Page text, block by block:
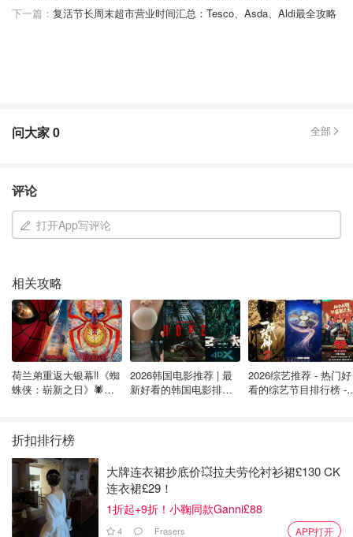
图片来自于@bbc ，版权属于原作者
目前警方明确表示，这起事件不被视为恐怖主义行为，也认
为对公众没有持续威胁。虽然反恐部门曾参与调查，但警方
解释说，这在类似案件中属于常规流程，并不意味着事件本
身具有恐袭性质。
从地方政府的回应来看，这件事对当地社区的冲击确实不
的经历”，但她同时强调这是一起“严重但孤立的事件”。
如果你在英国生活，尤其是在中小城市，可能会有一种错
觉：这里相对安全，突发恶性事件比较少。但其实这类事件
一旦发生，往往更容易引发心理上的不安。因为不像伦敦那
下一篇： 复活节长周末超市营业时间汇总：Tesco、Asda、Aldi最全攻略
问大家0 全部
评论
打开App写评论
相关攻略
荷兰弟重返大银幕‼️《蜘
蛛侠：崭新之日》🕷️北
2026韩国电影推荐 | 最
新好看的韩国电影排行
2026综艺推荐 - 热门好
看的综艺节目排行榜 -
折扣排行榜
大牌连衣裙抄底价💥拉夫劳伦衬衫裙£130 CK
连衣裙£29！
1折起+9折！小鞠同款Ganni£88
4 Frasers APP打开